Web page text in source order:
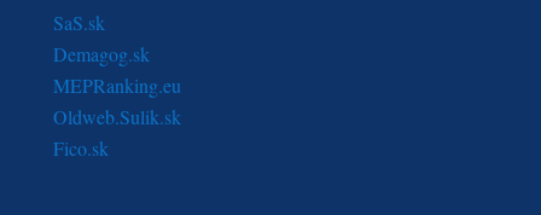
SaS.sk
Demagog.sk
MEPRanking.eu
Oldweb.Sulik.sk
Fico.sk